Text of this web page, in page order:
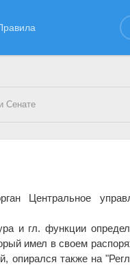
Сенате
Центральное
и гл. функции
имел в своем
опирался также на